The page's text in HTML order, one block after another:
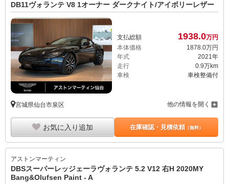
DB11ヴォランテ V8 1オーナー ダークナイト/アイボリーレザー
支払総額 1938.0万円
本体価格
1878.0万円
年式
2021年
走行
0.9万km
車検
車検整備付
宮城県仙台市泉区 他の情報を開く
お気に入り追加 在庫確認・見積依頼（無料）
アストンマーティン
DBSスーパーレッジェーラヴォランテ 5.2 V12 右H 2020MY
Bang&Olufsen Paint - A